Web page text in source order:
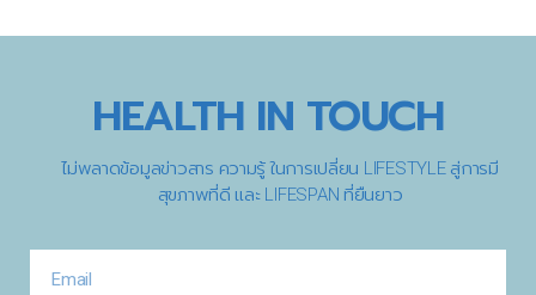
HEALTH IN TOUCH
ไม่พลาดข้อมูลข่าวสาร ความรู้ ในการเปลี่ยน LIFESTYLE สู่การมี
สุขภาพที่ดี และ LIFESPAN ที่ยืนยาว